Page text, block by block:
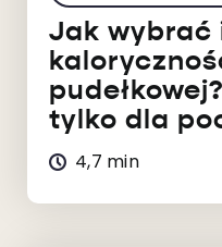
Jak wybrać
tylko dla
4,7 min